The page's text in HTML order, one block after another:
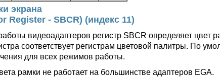
экрана
Register - SBCR) (индекс 11)
видеоадаптеров регистр SBCR определяет цвет
соответствует регистрам цветовой палитры. По
для всех режимов работы.
рамки не работает на большинстве адаптеров EGA.